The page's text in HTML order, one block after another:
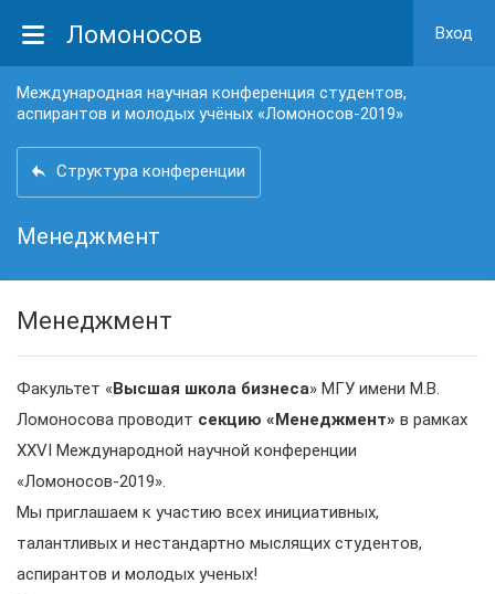
Ломоносов Вход
Международная научная конференция студентов,
аспирантов и молодых учёных «Ломоносов-2019»
Структура конференции
Менеджмент
Менеджмент
Факультет «Высшая школа бизнеса» МГУ имени М.В.
Ломоносова проводит секцию «Менеджмент» в рамках
XXVI Международной научной конференции
«Ломоносов-2019».
Мы приглашаем к участию всех инициативных,
талантливых и нестандартно мыслящих студентов,
аспирантов и молодых ученых!